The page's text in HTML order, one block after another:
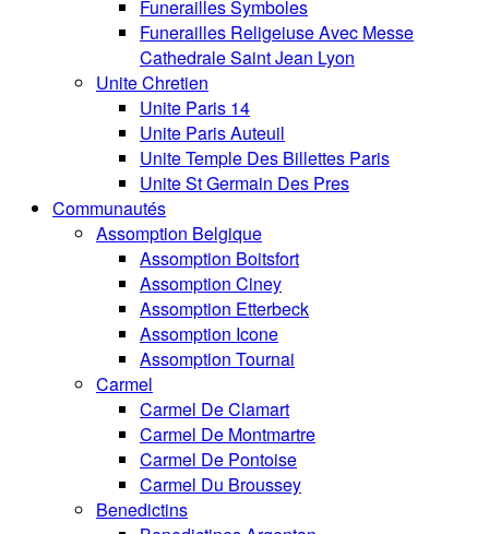
Funerailles Symboles
Funerailles Religeiuse Avec Messe
Cathedrale Saint Jean Lyon
Unite Chretien
Unite Paris 14
Unite Paris Auteuil
Unite Temple Des Billettes Paris
Unite St Germain Des Pres
Communautés
Assomption Belgique
Assomption Boitsfort
Assomption Ciney
Assomption Etterbeck
Assomption Icone
Assomption Tournai
Carmel
Carmel De Clamart
Carmel De Montmartre
Carmel De Pontoise
Carmel Du Broussey
Benedictins